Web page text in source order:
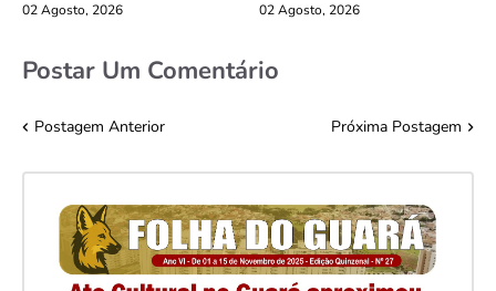
02 Agosto, 2026 02 Agosto, 2026
Postar Um Comentário
Postagem Anterior Próxima Postagem